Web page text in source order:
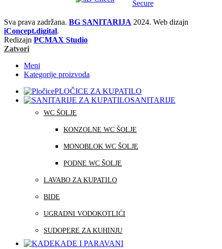
Sva prava zadržana. BG SANITARIJA 2024. Web dizajn
iConcept.digital.
Redizajn PCMAX Studio
Zatvori
Meni
Kategorije proizvoda
PLOČICE ZA KUPATILO
SANITARIJE
WC ŠOLJE
KONZOLNE WC ŠOLJE
MONOBLOK WC ŠOLJE
PODNE WC ŠOLJE
LAVABO ZA KUPATILO
BIDE
UGRADNI VODOKOTLIĆI
SUDOPERE ZA KUHINJU
KADE I PARAVANI